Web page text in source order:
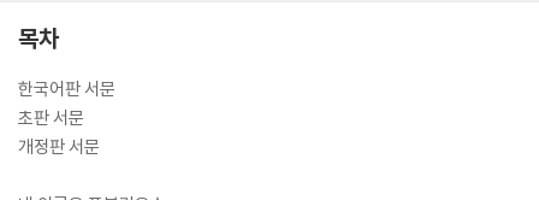
목차
한국어판 서문
초판 서문
개정판 서문